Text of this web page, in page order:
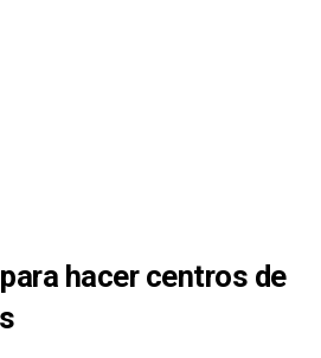
hacer centros de